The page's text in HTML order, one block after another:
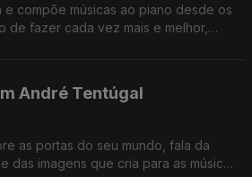
e compõe músicas ao piano desde os
de fazer cada vez mais e melhor,
André Tentúgal
as portas do seu mundo, fala da
das imagens que cria para as músicas